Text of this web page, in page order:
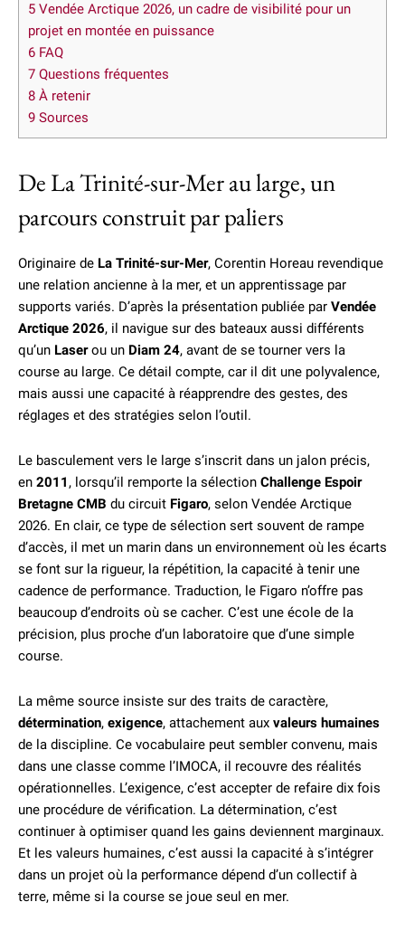
5 Vendée Arctique 2026, un cadre de visibilité pour un
projet en montée en puissance
6 FAQ
7 Questions fréquentes
8 À retenir
9 Sources
De La Trinité-sur-Mer au large, un
parcours construit par paliers
Originaire de La Trinité-sur-Mer, Corentin Horeau revendique
une relation ancienne à la mer, et un apprentissage par
supports variés. D’après la présentation publiée par Vendée
Arctique 2026, il navigue sur des bateaux aussi différents
qu’un Laserou un Diam 24, avant de se tourner vers la
course au large. Ce détail compte, car il dit une polyvalence,
mais aussi une capacité à réapprendre des gestes, des
réglages et des stratégies selon l’outil.
Le basculement vers le large s’inscrit dans un jalon précis,
en 2011 , lorsqu’il remporte la sélection Challenge Espoir
Bretagne CMB du circuit Figaro, selon Vendée Arctique
2026. En clair, ce type de sélection sert souvent de rampe
d’accès, il met un marin dans un environnement où les écarts
se font sur la rigueur, la répétition, la capacité à tenir une
cadence de performance. Traduction, le Figaro n’offre pas
beaucoup d’endroits où se cacher. C’est une école de la
précision, plus proche d’un laboratoire que d’une simple
course.
La même source insiste sur des traits de caractère,
détermination, exigence, attachement aux valeurs humaines
de la discipline. Ce vocabulaire peut sembler convenu, mais
dans une classe comme l’IMOCA, il recouvre des réalités
opérationnelles. L’exigence, c’est accepter de refaire dix fois
une procédure de vérification. La détermination, c’est
continuer à optimiser quand les gains deviennent marginaux.
Et les valeurs humaines, c’est aussi la capacité à s’intégrer
dans un projet où la performance dépend d’un collectif à
terre, même si la course se joue seul en mer.